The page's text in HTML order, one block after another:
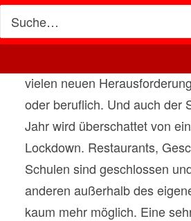
Hilfsprojekte
vielen neuen
oder beruflich. Und auch der
Jahr wird überschattet von
Lockdown. Restaurants,
Schulen sind geschlossen
anderen außerhalb des
kaum mehr möglich. Eine